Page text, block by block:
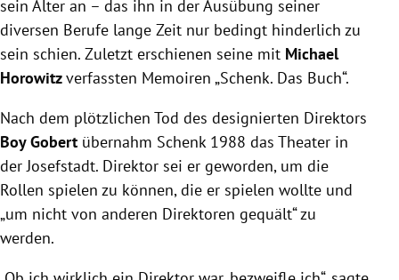
sein Alter an – das ihn in der Ausübung seiner
diversen Berufe lange Zeit nur bedingt hinderlich zu
sein schien. Zuletzt erschienen seine mit Michael
Horowitzverfassten Memoiren „Schenk. Das Buch“.
Nach dem plötzlichen Tod des designierten Direktors
Boy Gobert übernahm Schenk 1988 das Theater in
der Josefstadt. Direktor sei er geworden, um die
Rollen spielen zu können, die er spielen wollte und
„um nicht von anderen Direktoren gequält“ zu
werden.